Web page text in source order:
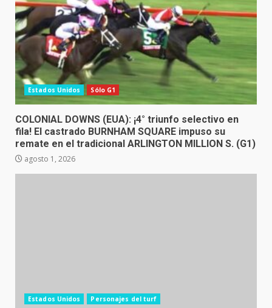
Estados Unidos Sólo G1
COLONIAL DOWNS (EUA): ¡4° triunfo selectivo en
fila! El castrado BURNHAM SQUARE impuso su
remate en el tradicional ARLINGTON MILLION S. (G1)
agosto 1, 2026
Estados Unidos Personajes del turf